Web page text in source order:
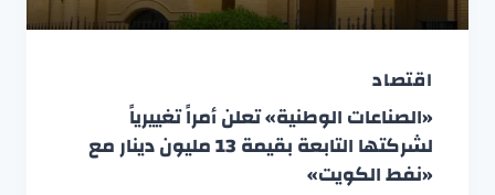
اقتصاد
«الصناعات الوطنية» تعلن أمراً تغييرياً
لشركتها التابعة بقيمة 13 مليون دينار مع
«نفط الكويت»